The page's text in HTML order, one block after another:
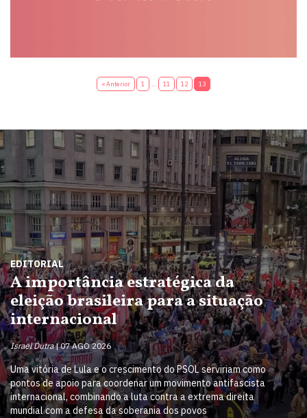
« Anterior 1 … 11 12 13
EDITORIAL
A importância estratégica da
eleição brasileira para a situação
internacional
Israel Dutra 07 AGO 2026
Uma vitória de Lula e o crescimento do PSOL serviriam como
pontos de apoio para coordenar um movimento antifascista
internacional, combinando a luta contra a extrema direita
mundial com a defesa da soberania dos povos